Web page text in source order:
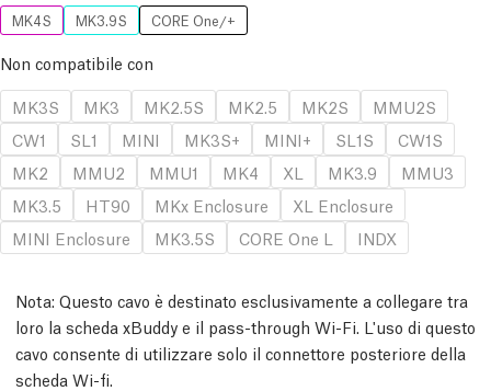
MK4S MK3.9S CORE One/+
Non compatibile con
MK3S
MK3 MK2.5S MK2.5 MK2S
MMU2S
CW1
SL1 MINI MK3S+ MINI+ SL1S
CW1S
MK2
MMU2 MMU1 MK4 XL MK3.9
MMU3
MK3.5
HT90 MKx Enclosure
XL Enclosure
MINI Enclosure
MK3.5S CORE One L INDX
Nota: Questo cavo è destinato esclusivamente a collegare tra
loro la scheda xBuddy e il pass-through Wi-Fi. L'uso di questo
cavo consente di utilizzare solo il connettore posteriore della
scheda Wi-fi.